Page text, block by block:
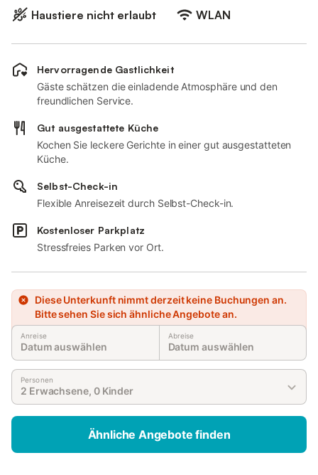
Haustiere nicht erlaubt
WLAN
Hervorragende Gastlichkeit
Gäste schätzen die einladende Atmosphäre und den
freundlichen Service.
Gut ausgestattete Küche
Kochen Sie leckere Gerichte in einer gut ausgestatteten
Küche.
Selbst-Check-in
Flexible Anreisezeit durch Selbst-Check-in.
Kostenloser Parkplatz
Stressfreies Parken vor Ort.
Diese Unterkunft nimmt derzeit keine Buchungen an.
Bitte sehen Sie sich ähnliche Angebote an.
Anreise
Datum auswählen
Abreise
Datum auswählen
Personen
2 Erwachsene, 0 Kinder
Ähnliche Angebote finden